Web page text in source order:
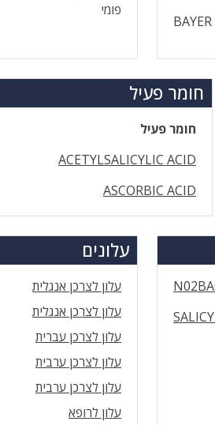
פומי
חומר פעיל
חומר פעיל
ACETYLSALICYLIC ACID
ASCORBIC ACID
עלונים
עלון לצרכן אנגלית
עלון לצרכן אנגלית
עלון לצרכן עברית
עלון לצרכן ערבית
עלון לצרכן ערבית
עלון לרופא